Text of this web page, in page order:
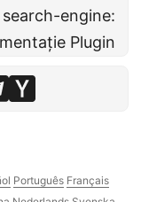
search-engine:
Plugin
Português Français